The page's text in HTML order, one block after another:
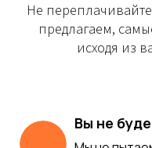
Не
предлагаем,
исходя из
Вы не